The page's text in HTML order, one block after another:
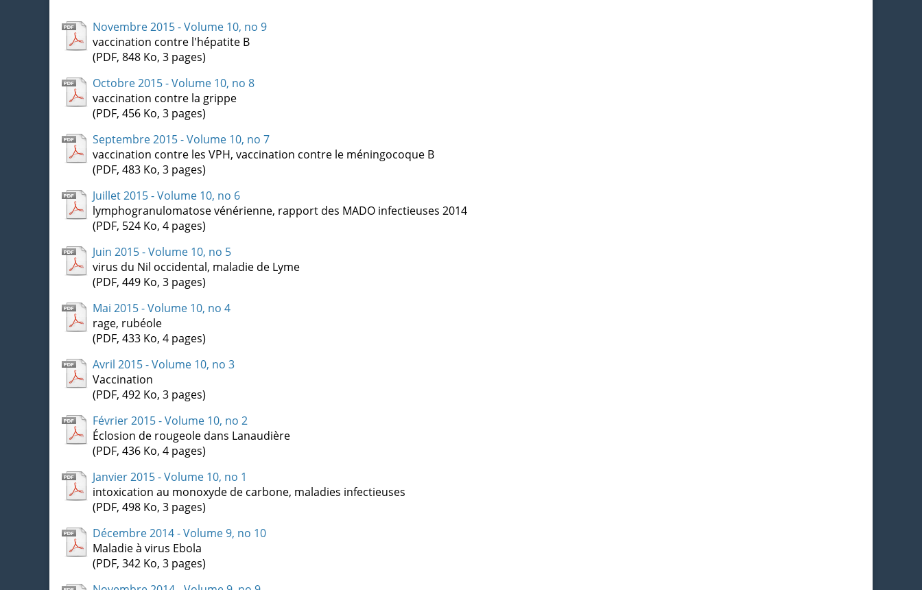
Novembre 2015 - Volume 10, no 9
vaccination contre l'hépatite B
(PDF, 848 Ko, 3 pages)
Octobre 2015 - Volume 10, no 8
vaccination contre la grippe
(PDF, 456 Ko, 3 pages)
Septembre 2015 - Volume 10, no 7
vaccination contre les VPH, vaccination contre le méningocoque B
(PDF, 483 Ko, 3 pages)
Juillet 2015 - Volume 10, no 6
lymphogranulomatose vénérienne, rapport des MADO infectieuses 2014
(PDF, 524 Ko, 4 pages)
Juin 2015 - Volume 10, no 5
virus du Nil occidental, maladie de Lyme
(PDF, 449 Ko, 3 pages)
Mai 2015 - Volume 10, no 4
rage, rubéole
(PDF, 433 Ko, 4 pages)
Avril 2015 - Volume 10, no 3
Vaccination
(PDF, 492 Ko, 3 pages)
Février 2015 - Volume 10, no 2
Éclosion de rougeole dans Lanaudière
(PDF, 436 Ko, 4 pages)
Janvier 2015 - Volume 10, no 1
intoxication au monoxyde de carbone, maladies infectieuses
(PDF, 498 Ko, 3 pages)
Décembre 2014 - Volume 9, no 10
Maladie à virus Ebola
(PDF, 342 Ko, 3 pages)